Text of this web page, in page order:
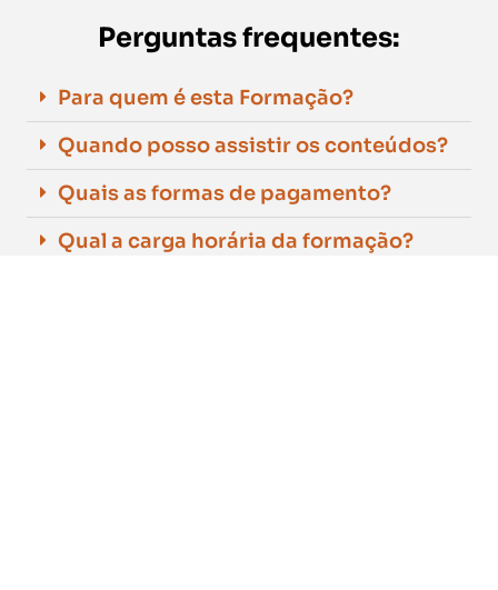
Perguntas frequentes:
Para quem é esta Formação?
Quando posso assistir os conteúdos?
Quais as formas de pagamento?
Qual a carga horária da formação?